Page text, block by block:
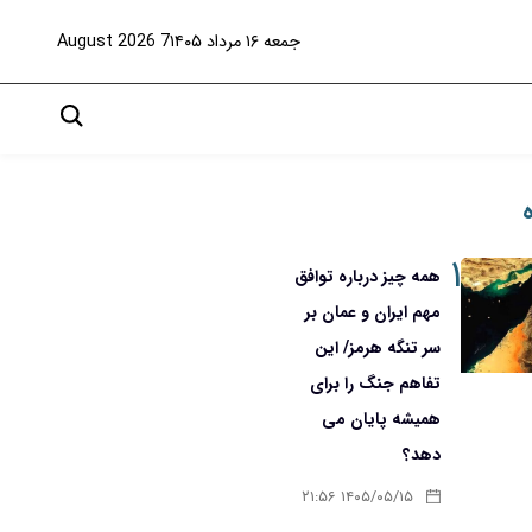
جمعه ۱۶ مرداد ۱۴۰۵ 7 August 2026
۱ همه چیز درباره توافق
مهم ایران و عمان بر
سر تنگه هرمز/ این
تفاهم جنگ را برای
همیشه پایان می
دهد؟
۱۴۰۵/۰۵/۱۵ ۲۱:۵۶